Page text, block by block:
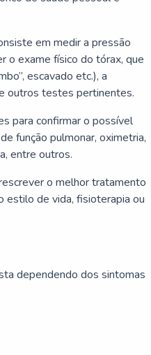
em medir a pressão
o exame físico do tórax, que
escavado etc.), a
outros testes pertinentes.
para confirmar o possível
função pulmonar, oximetria,
entre outros.
o melhor tratamento
estilo de vida, fisioterapia ou
dependendo dos sintomas